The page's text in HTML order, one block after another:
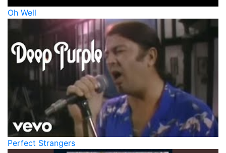
Oh Well
Perfect Strangers